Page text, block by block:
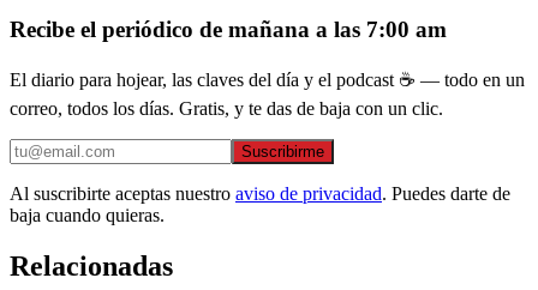
Recibe el periódico de mañana a las 7:00 am
El diario para hojear, las claves del día y el podcast ☕ — todo en un
correo, todos los días. Gratis, y te das de baja con un clic.
Suscribirme
Al suscribirte aceptas nuestro aviso de privacidad. Puedes darte de
baja cuando quieras.
Relacionadas